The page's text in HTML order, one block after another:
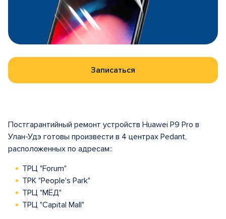
Записаться
Постгарантийный ремонт устройств Huawei P9 Pro в
Улан-Удэ готовы произвести в 4 центрах Pedant,
расположенных по адресам::
ТРЦ "Forum"
ТРК "People's Park"
ТРЦ "МЁД"
ТРЦ "Capital Mall"